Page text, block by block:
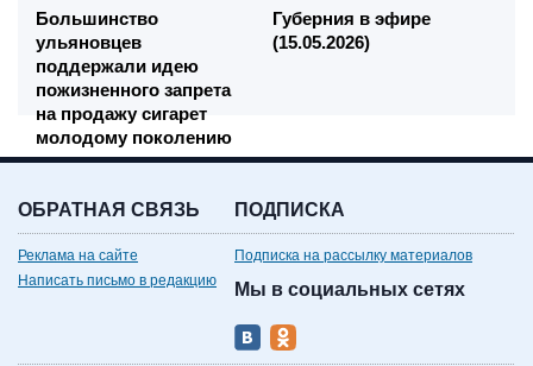
Большинство
ульяновцев
поддержали идею
пожизненного запрета
на продажу сигарет
молодому поколению
Губерния в эфире
(15.05.2026)
ОБРАТНАЯ СВЯЗЬ
Реклама на сайте
Написать письмо в редакцию
ПОДПИСКА
Подписка на рассылку материалов
Мы в социальных сетях